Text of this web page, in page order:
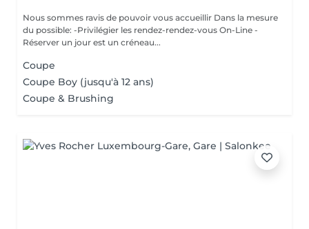
Nous sommes ravis de pouvoir vous accueillir Dans la mesure
du possible: -Privilégier les rendez-rendez-vous On-Line -
Réserver un jour est un créneau...
Coupe
Coupe Boy (jusqu'à 12 ans)
Coupe & Brushing